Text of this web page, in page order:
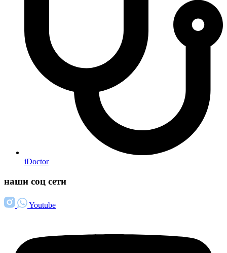
iDoctor
наши соц сети
Youtube